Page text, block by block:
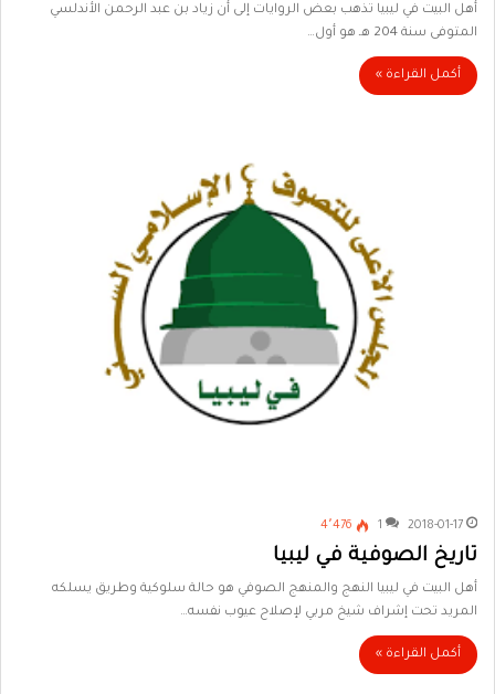
أهل البيت في ليبيا تذهب بعض الروايات إلى أن زياد بن عبد الرحمن الأندلسي
المتوفى سنة 204 هـ هو أول…
أكمل القراءة »
2018-01-17
1 4٬476
تاريخ الصوفية في ليبيا
أهل البيت في ليبيا النهج والمنهج الصوفي هو حالة سلوكية وطريق يسلكه
المريد تحت إشراف شيخ مربي لإصلاح عيوب نفسه…
أكمل القراءة »